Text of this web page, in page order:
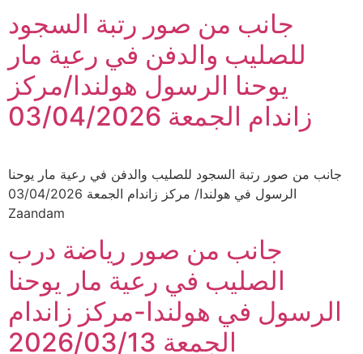
جانب من صور رتبة السجود
للصليب والدفن في رعية مار
يوحنا الرسول هولندا/مركز
زاندام الجمعة 03/04/2026
جانب من صور رتبة السجود للصليب والدفن في رعية مار يوحنا
الرسول في هولندا/ مركز زاندام الجمعة 03/04/2026
Zaandam
جانب من صور رياضة درب
الصليب في رعية مار يوحنا
الرسول في هولندا-مركز زاندام
الجمعة 2026/03/13